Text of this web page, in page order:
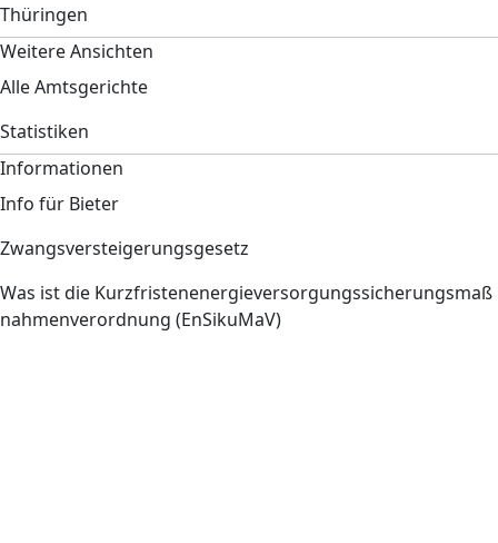
Thüringen
Weitere Ansichten
Alle Amtsgerichte
Statistiken
Informationen
Info für Bieter
Zwangsversteigerungsgesetz
Was ist die Kurzfristenenergieversorgungssicherungsmaß
nahmenverordnung (EnSikuMaV)